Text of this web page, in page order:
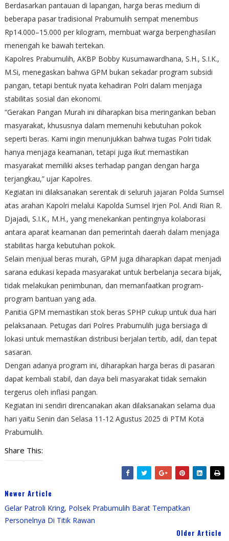
Berdasarkan pantauan di lapangan, harga beras medium di
beberapa pasar tradisional Prabumulih sempat menembus
Rp14.000–15.000 per kilogram, membuat warga berpenghasilan
menengah ke bawah tertekan.
Kapolres Prabumulih, AKBP Bobby Kusumawardhana, S.H., S.I.K.,
M.Si, menegaskan bahwa GPM bukan sekadar program subsidi
pangan, tetapi bentuk nyata kehadiran Polri dalam menjaga
stabilitas sosial dan ekonomi.
“Gerakan Pangan Murah ini diharapkan bisa meringankan beban
masyarakat, khususnya dalam memenuhi kebutuhan pokok
seperti beras. Kami ingin menunjukkan bahwa tugas Polri tidak
hanya menjaga keamanan, tetapi juga ikut memastikan
masyarakat memiliki akses terhadap pangan dengan harga
terjangkau,” ujar Kapolres.
Kegiatan ini dilaksanakan serentak di seluruh jajaran Polda Sumsel
atas arahan Kapolri melalui Kapolda Sumsel Irjen Pol. Andi Rian R.
Djajadi, S.I.K., M.H., yang menekankan pentingnya kolaborasi
antara aparat keamanan dan pemerintah daerah dalam menjaga
stabilitas harga kebutuhan pokok.
Selain menjual beras murah, GPM juga diharapkan dapat menjadi
sarana edukasi kepada masyarakat untuk berbelanja secara bijak,
tidak melakukan penimbunan, dan memanfaatkan program-
program bantuan yang ada.
Panitia GPM memastikan stok beras SPHP cukup untuk dua hari
pelaksanaan. Petugas dari Polres Prabumulih juga bersiaga di
lokasi untuk memastikan distribusi berjalan tertib, adil, dan tepat
sasaran.
Dengan adanya program ini, diharapkan harga beras di pasaran
dapat kembali stabil, dan daya beli masyarakat tidak semakin
tergerus oleh inflasi pangan.
Kegiatan ini sendiri direncanakan akan dilaksanakan selama dua
hari yaitu Senin dan Selasa 11-12 Agustus 2025 di PTM Kota
Prabumulih.
Share This:
Newer Article
Gelar Patroli Kring, Polsek Prabumulih Barat Tempatkan
Personelnya Di Titik Rawan
Older Article